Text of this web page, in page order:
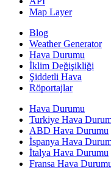
Map Layer
Blog
Weather Generator
Hava Durumu
İklim Değişikliği
Şiddetli Hava
Röportajlar
Hava Durumu
Turkiye Hava
ABD Hava Durumu
İspanya Hava
İtalya Hava Durumu
Fransa Hava